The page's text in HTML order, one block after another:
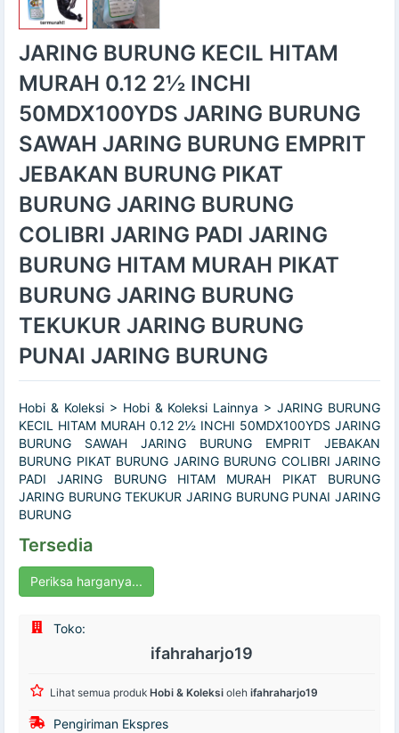
JARING BURUNG KECIL HITAM
MURAH 0.12 2½ INCHI
50MDX100YDS JARING BURUNG
SAWAH JARING BURUNG EMPRIT
JEBAKAN BURUNG PIKAT
BURUNG JARING BURUNG
COLIBRI JARING PADI JARING
BURUNG HITAM MURAH PIKAT
BURUNG JARING BURUNG
TEKUKUR JARING BURUNG
PUNAI JARING BURUNG
Hobi & Koleksi > Hobi & Koleksi Lainnya > JARING BURUNG
KECIL HITAM MURAH 0.12 2½ INCHI 50MDX100YDS JARING
BURUNG SAWAH JARING BURUNG EMPRIT JEBAKAN
BURUNG PIKAT BURUNG JARING BURUNG COLIBRI JARING
PADI JARING BURUNG HITAM MURAH PIKAT BURUNG
JARING BURUNG TEKUKUR JARING BURUNG PUNAI JARING
BURUNG
Tersedia
Periksa harganya...
Toko:
ifahraharjo19
Lihat semua produk Hobi & Koleksi oleh ifahraharjo19
Pengiriman Ekspres